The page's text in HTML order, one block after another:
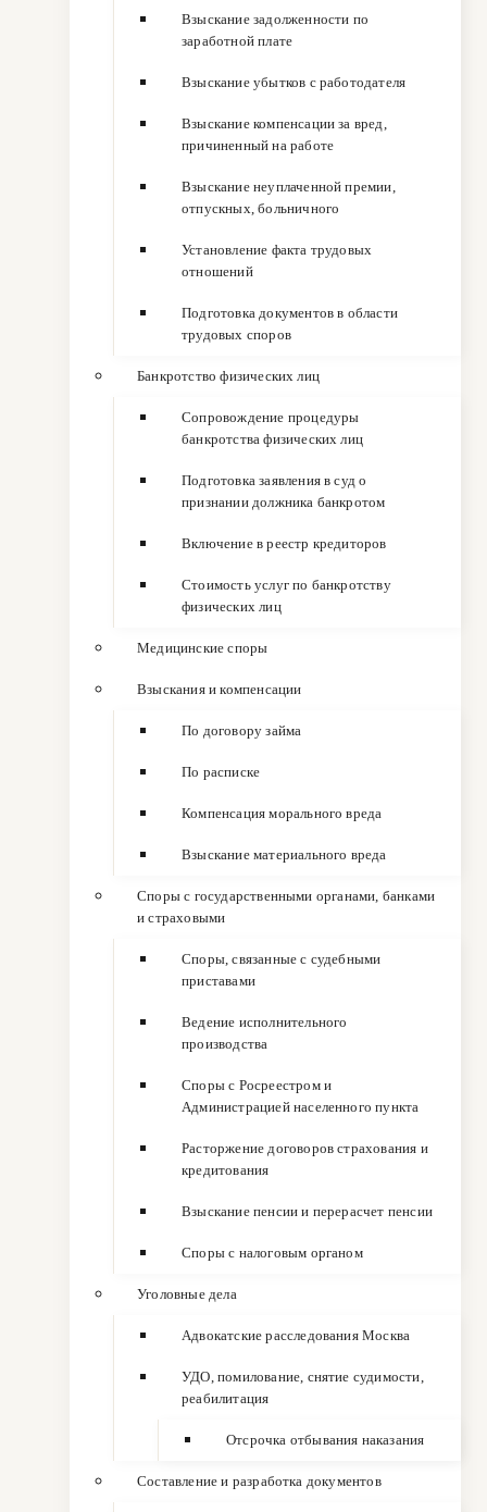
Взыскание задолженности по
заработной плате
Взыскание убытков с работодателя
Взыскание компенсации за вред,
причиненный на работе
Взыскание неуплаченной премии,
отпускных, больничного
Установление факта трудовых
отношений
Подготовка документов в области
трудовых споров
Банкротство физических лиц
Сопровождение процедуры
банкротства физических лиц
Подготовка заявления в суд о
признании должника банкротом
Включение в реестр кредиторов
Стоимость услуг по банкротству
физических лиц
Медицинские споры
Взыскания и компенсации
По договору займа
По расписке
Компенсация морального вреда
Взыскание материального вреда
Споры с государственными органами, банками
и страховыми
Споры, связанные с судебными
приставами
Ведение исполнительного
производства
Споры с Росреестром и
Администрацией населенного пункта
Расторжение договоров страхования и
кредитования
Взыскание пенсии и перерасчет пенсии
Споры с налоговым органом
Уголовные дела
Адвокатские расследования Москва
УДО, помилование, снятие судимости,
реабилитация
Отсрочка отбывания наказания
Составление и разработка документов